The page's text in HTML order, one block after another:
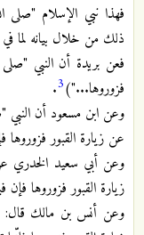
فهذا نبي الإسلام "صلى
ذلك من خلال بيانه لما في
فعن بريدة أن النبي
فزوروها...")3
.
وعن ابن مسعود أن النبي
عن زيارة القبور فزوروها
وعن أبي سعيد الخدري عن
زيارة القبور فزوروها فإن
وعن أنس بن مالك قال: